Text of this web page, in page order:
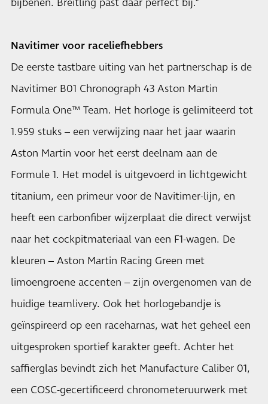
bijbenen. Breitling past daar perfect bij.”
Navitimer voor raceliefhebbers
De eerste tastbare uiting van het partnerschap is de
Navitimer B01 Chronograph 43 Aston Martin
Formula One™ Team. Het horloge is gelimiteerd tot
1.959 stuks – een verwijzing naar het jaar waarin
Aston Martin voor het eerst deelnam aan de
Formule 1. Het model is uitgevoerd in lichtgewicht
titanium, een primeur voor de Navitimer-lijn, en
heeft een carbonfiber wijzerplaat die direct verwijst
naar het cockpitmateriaal van een F1-wagen. De
kleuren – Aston Martin Racing Green met
limoengroene accenten – zijn overgenomen van de
huidige teamlivery. Ook het horlogebandje is
geïnspireerd op een raceharnas, wat het geheel een
uitgesproken sportief karakter geeft. Achter het
saffierglas bevindt zich het Manufacture Caliber 01,
een COSC-gecertificeerd chronometeruurwerk met